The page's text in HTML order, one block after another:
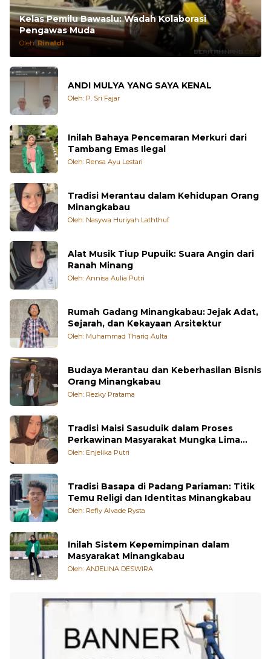
Kelas Pemilu Bawaslu: Wadah Kolaborasi
Pengawas Muda
Oleh: Rinaldi
ANDI MULYA YANG SAYA KENAL
Oleh: P. Sri Fajar
Inilah Bahaya Pencemaran Merkuri dari
Tambang Emas Ilegal
Oleh: Rensa Ayu Lestari
Tradisi Merantau dalam Kehidupan Orang
Minangkabau
Oleh: Nasywa Huriyah Laththuf
Alat Musik Tiup Pupuik: Suara Angin dari
Ranah Minang
Oleh: Annisa Aulia Putri
Rumah Gadang Minangkabau: Jejak Adat,
Sejarah, dan Kekayaan Arsitektur
Oleh: Muhammad Thariq Aulta
Budaya Merantau dan Keberhasilan Bisnis
Orang Minangkabau
Oleh: Rezky Pratama
Tradisi Maisi Sasuduik dalam Proses
Perkawinan Masyarakat Mungka Lima
Puluh Kota
Oleh: Enjelika Putri
Tradisi Basapa di Padang Pariaman: Titik
Temu Religi dan Identitas Minangkabau
Oleh: Refly Alvade Rysta
Inilah Sistem Kepemimpinan dalam
Masyarakat Minangkabau
Oleh: ANJELINA DESWIRA